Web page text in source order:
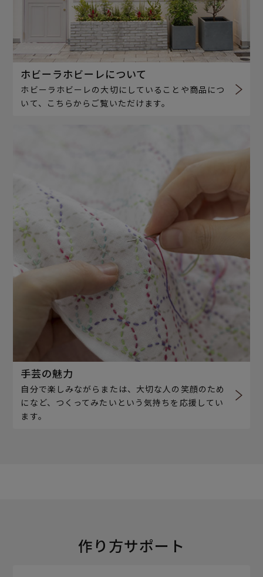
ホビーラホビーレについて
ホビーラホビーレの大切にしていることや商品につ
いて、こちらからご覧いただけます。
手芸の魅力
自分で楽しみながらまたは、大切な人の笑顔のため
になど、つくってみたいという気持ちを応援してい
ます。
作り方サポート